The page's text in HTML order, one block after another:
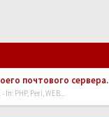
почтового сервера.
- In: PHP, Perl, WEB...